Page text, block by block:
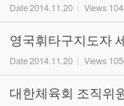
Date2014.11.20 Views
영국휘타구지도자
Date2014.11.20 Views
대한체육회 조직위